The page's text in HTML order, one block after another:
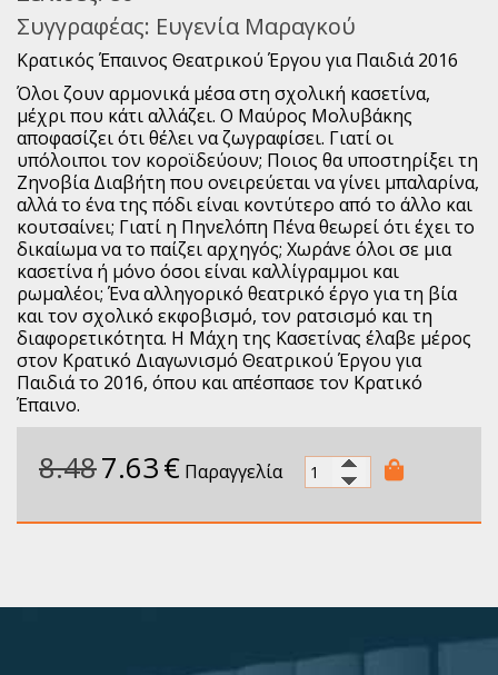
Συγγραφέας: Ευγενία Μαραγκού
Κρατικός Έπαινος Θεατρικού Έργου για Παιδιά 2016
Όλοι ζουν αρμονικά μέσα στη σχολική κασετίνα,
μέχρι που κάτι αλλάζει. Ο Μαύρος Μολυβάκης
αποφασίζει ότι θέλει να ζωγραφίσει. Γιατί οι
υπόλοιποι τον κοροϊδεύουν; Ποιος θα υποστηρίξει τη
Ζηνοβία Διαβήτη που ονειρεύεται να γίνει μπαλαρίνα,
αλλά το ένα της πόδι είναι κοντύτερο από το άλλο και
κουτσαίνει; Γιατί η Πηνελόπη Πένα θεωρεί ότι έχει το
δικαίωμα να το παίζει αρχηγός; Χωράνε όλοι σε μια
κασετίνα ή μόνο όσοι είναι καλλίγραμμοι και
ρωμαλέοι; Ένα αλληγορικό θεατρικό έργο για τη βία
και τον σχολικό εκφοβισμό, τον ρατσισμό και τη
διαφορετικότητα. Η Μάχη της Κασετίνας έλαβε μέρος
στον Κρατικό Διαγωνισμό Θεατρικού Έργου για
Παιδιά το 2016, όπου και απέσπασε τον Κρατικό
Έπαινο.
8.487.63€ Παραγγελία